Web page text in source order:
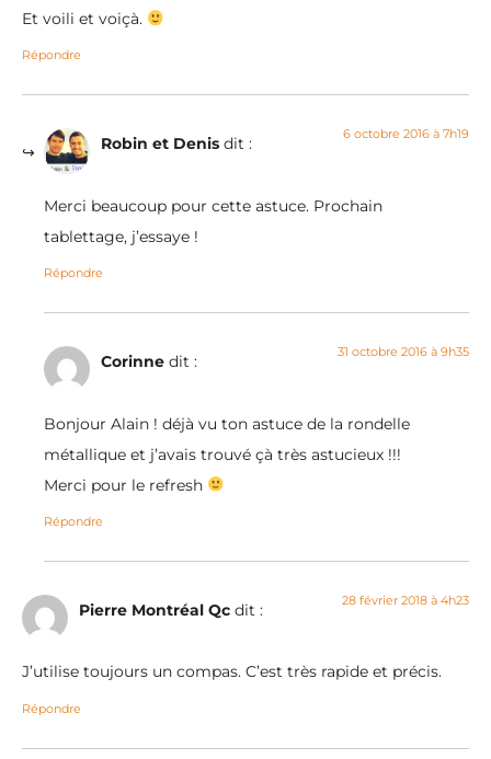
Et voili et voiçà.
Répondre
Robin et Denis dit : 6 octobre 2016 à 7h19
Merci beaucoup pour cette astuce. Prochain
tablettage, j’essaye !
Répondre
Corinne dit : 31 octobre 2016 à 9h35
Bonjour Alain ! déjà vu ton astuce de la rondelle
métallique et j’avais trouvé çà très astucieux !!!
Merci pour le refresh
Répondre
Pierre Montréal Qc dit : 28 février 2018 à 4h23
J’utilise toujours un compas. C’est très rapide et précis.
Répondre